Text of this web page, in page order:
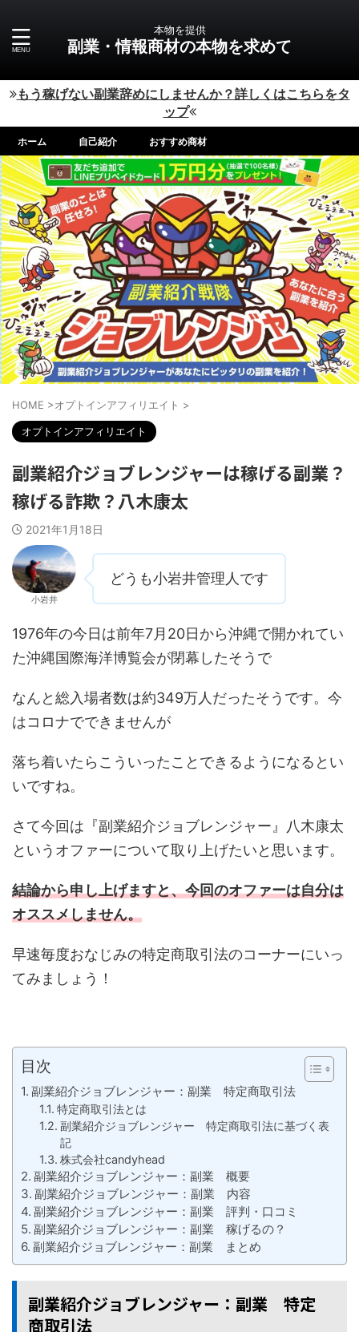
本物を提供
副業・情報商材の本物を求めて
もう稼げない副業辞めにしませんか？詳しくはこちらをタ
ップ
ホーム 自己紹介 おすすめ商材
HOME >オプトインアフィリエイト >
オプトインアフィリエイト
副業紹介ジョブレンジャーは稼げる副業？
稼げる詐欺？八木康太
2021年1月18日
小岩井
どうも小岩井管理人です
1976年の今日は前年7月20日から沖縄で開かれてい
た沖縄国際海洋博覧会が閉幕したそうで
なんと総入場者数は約349万人だったそうです。今
はコロナでできませんが
落ち着いたらこういったことできるようになるとい
いですね。
さて今回は『副業紹介ジョブレンジャー』八木康太
というオファーについて取り上げたいと思います。
結論から申し上げますと、今回のオファーは自分は
オススメしません。
早速毎度おなじみの特定商取引法のコーナーにいっ
てみましょう！
目次
副業紹介ジョブレンジャー：副業 特定商取引法
特定商取引法とは
副業紹介ジョブレンジャー 特定商取引法に基づく表
記
株式会社candyhead
副業紹介ジョブレンジャー：副業 概要
副業紹介ジョブレンジャー：副業 内容
副業紹介ジョブレンジャー：副業 評判・口コミ
副業紹介ジョブレンジャー：副業 稼げるの？
副業紹介ジョブレンジャー：副業 まとめ
副業紹介ジョブレンジャー：副業 特定
商取引法